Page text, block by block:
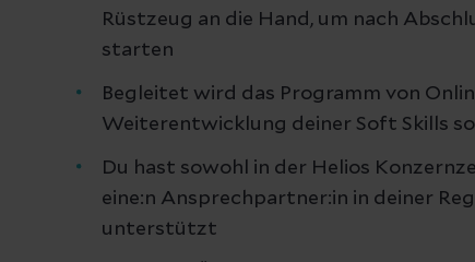
Rüstzeug an die Hand, um nach
starten
Begleitet wird das Programm von
Weiterentwicklung deiner Soft Skills
Du hast sowohl in der Helios
eine:n Ansprechpartner:in in deiner
unterstützt